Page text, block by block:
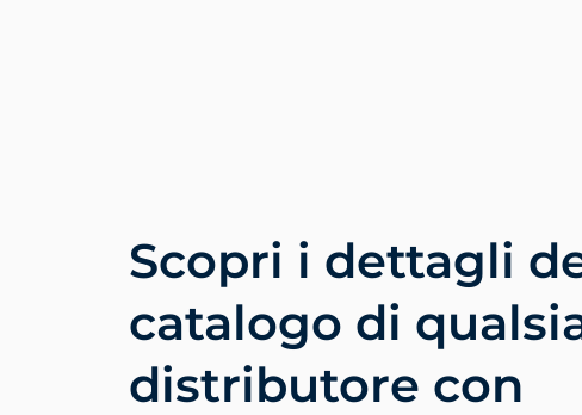
Scopri i dettagli
catalogo di
distributore con
Da Minderest, utilizziamo
memorizzano e registrano
informazioni può essere
contenuti nella tua lingua o
utente nell'accesso alle aree
annunci attraverso
cliccando il pulsante
cliccando il pulsante
Informativa Legale,